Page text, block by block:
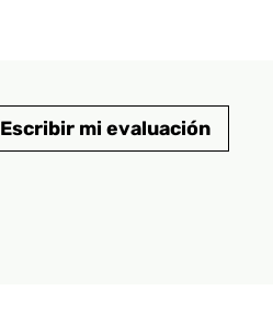
Escribir mi evaluación